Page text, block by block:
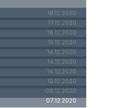
18.12.2020
17.12.2020
16.12.2020
15.12.2020
14.12.2020
14.12.2020
14.12.2020
10.12.2020
09.12.2020
07.12.2020